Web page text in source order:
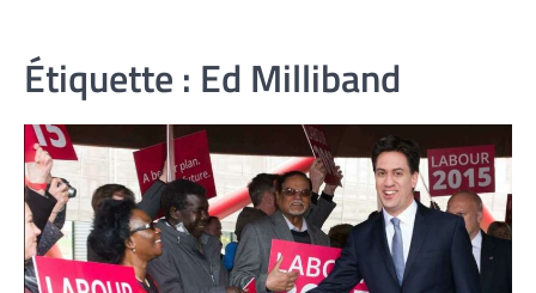
Étiquette : Ed Milliband